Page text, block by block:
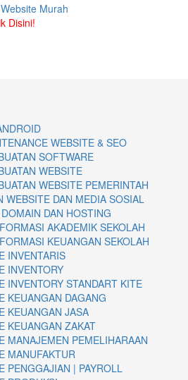
Disini!
WEBSITE & SEO
SOFTWARE
WEBSITE
WEBSITE PEMERINTAH
WEBSITE DAN MEDIA SOSIAL
DAN HOSTING
AKADEMIK SEKOLAH
KEUANGAN SEKOLAH
INVENTARIS
INVENTORY
INVENTORY STANDART KITE
KEUANGAN DAGANG
KEUANGAN JASA
KEUANGAN ZAKAT
MANAJEMEN PEMELIHARAAN
MANUFAKTUR
PENGGAJIAN | PAYROLL